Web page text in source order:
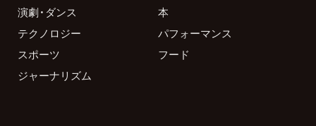
演劇・ダンス
本
テクノロジー
パフォーマンス
スポーツ
フード
ジャーナリズム